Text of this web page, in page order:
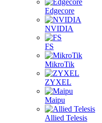
Edgecore
NVIDIA
FS
MikroTik
ZYXEL
Maipu
Allied Telesis